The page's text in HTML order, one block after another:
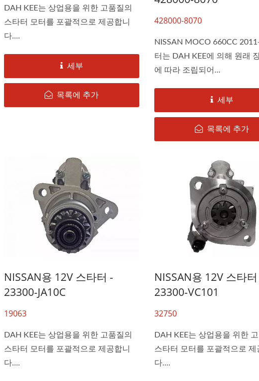
DAH KEE는 상업용을 위한 고품질의
스타터 모터를 포괄적으로 제공합니
다....
세부
목록에 추가
428000-8070
NISSAN MOCO 660CC
터는 DAH KEE에 의해 원래
에 따라 조립되어...
세부
목록에 추가
NISSAN용 12V 스타터 -
23300-JA10C
19063
DAH KEE는 상업용을 위한 고품질의
스타터 모터를 포괄적으로 제공합니
다....
NISSAN용 12V 스타
23300-VC101
32750
DAH KEE는 상업용을 위한
스타터 모터를 포괄적으로 제
다....